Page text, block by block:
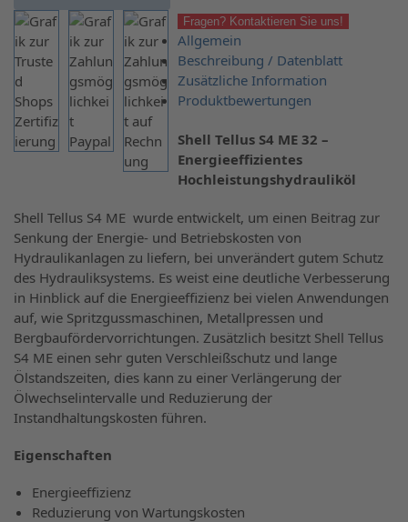
Fragen? Kontaktieren Sie uns!
Allgemein
Beschreibung / Datenblatt
Zusätzliche Information
Produktbewertungen
Shell Tellus S4 ME 32 –
Energieeffizientes
Hochleistungshydrauliköl
Shell Tellus S4 ME wurde entwickelt, um einen Beitrag zur
Senkung der Energie- und Betriebskosten von
Hydraulikanlagen zu liefern, bei unverändert gutem Schutz
des Hydrauliksystems. Es weist eine deutliche Verbesserung
in Hinblick auf die Energieeffizienz bei vielen Anwendungen
auf, wie Spritzgussmaschinen, Metallpressen und
Bergbaufördervorrichtungen. Zusätzlich besitzt Shell Tellus
S4 ME einen sehr guten Verschleißschutz und lange
Ölstandszeiten, dies kann zu einer Verlängerung der
Ölwechselintervalle und Reduzierung der
Instandhaltungskosten führen.
Eigenschaften
Energieeffizienz
Reduzierung von Wartungskosten